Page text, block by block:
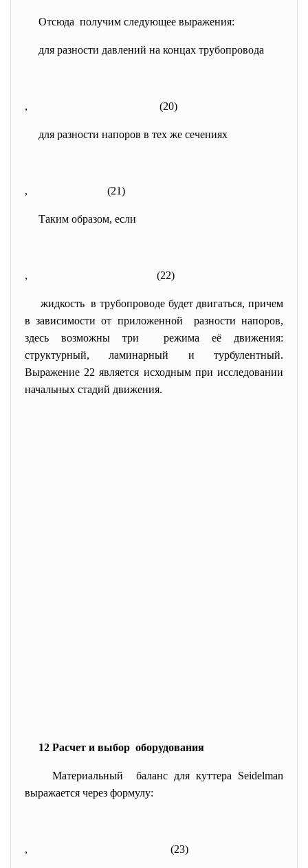
Отсюда получим следующее выражения:
для разности давлений на концах трубопровода
, (20)
для разности напоров в тех же сечениях
, (21)
Таким образом, если
, (22)
жидкость в трубопроводе будет двигаться, причем
в зависимости от приложенной разности напоров,
здесь возможны три режима её движения:
структурный, ламинарный и турбулентный.
Выражение 22 является исходным при исследовании
начальных стадий движения.
12 Расчет и выбор оборудования
Материальный баланс для куттера Seidelman
выражается через формулу:
, (23)